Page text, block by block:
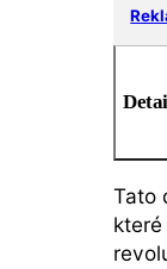
Tato